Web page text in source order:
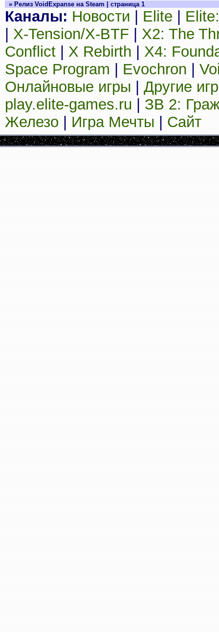
» Релиз VoidExpanse на Steam | страница 1
Каналы: Новости Elite
X-Tension/X-BTF
X2: The
Conflict
X Rebirth
X4:
Space Program
Evochron
Онлайновые игры
Другие
play.elite-games.ru
ЗВ 2:
Железо
Игра Мечты Сайт